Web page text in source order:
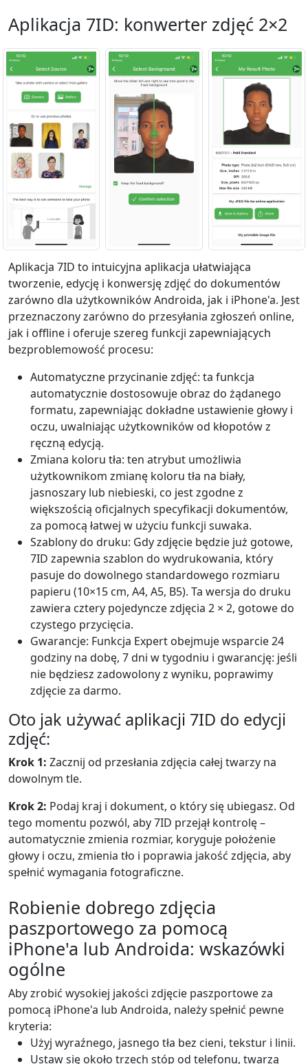
Aplikacja 7ID: konwerter zdjęć 2×2
Aplikacja 7ID to intuicyjna aplikacja ułatwiająca
tworzenie, edycję i konwersję zdjęć do dokumentów
zarówno dla użytkowników Androida, jak i iPhone'a. Jest
przeznaczony zarówno do przesyłania zgłoszeń online,
jak i offline i oferuje szereg funkcji zapewniających
bezproblemowość procesu:
Automatyczne przycinanie zdjęć: ta funkcja
automatycznie dostosowuje obraz do żądanego
formatu, zapewniając dokładne ustawienie głowy i
oczu, uwalniając użytkowników od kłopotów z
ręczną edycją.
Zmiana koloru tła: ten atrybut umożliwia
użytkownikom zmianę koloru tła na biały,
jasnoszary lub niebieski, co jest zgodne z
większością oficjalnych specyfikacji dokumentów,
za pomocą łatwej w użyciu funkcji suwaka.
Szablony do druku: Gdy zdjęcie będzie już gotowe,
7ID zapewnia szablon do wydrukowania, który
pasuje do dowolnego standardowego rozmiaru
papieru (10×15 cm, A4, A5, B5). Ta wersja do druku
zawiera cztery pojedyncze zdjęcia 2 × 2, gotowe do
czystego przycięcia.
Gwarancje: Funkcja Expert obejmuje wsparcie 24
godziny na dobę, 7 dni w tygodniu i gwarancję: jeśli
nie będziesz zadowolony z wyniku, poprawimy
zdjęcie za darmo.
Oto jak używać aplikacji 7ID do edycji
zdjęć:
Krok 1: Zacznij od przesłania zdjęcia całej twarzy na
dowolnym tle.
Krok 2: Podaj kraj i dokument, o który się ubiegasz. Od
tego momentu pozwól, aby 7ID przejął kontrolę –
automatycznie zmienia rozmiar, koryguje położenie
głowy i oczu, zmienia tło i poprawia jakość zdjęcia, aby
spełnić wymagania fotograficzne.
Robienie dobrego zdjęcia
paszportowego za pomocą
iPhone'a lub Androida: wskazówki
ogólne
Aby zrobić wysokiej jakości zdjęcie paszportowe za
pomocą iPhone'a lub Androida, należy spełnić pewne
kryteria:
Użyj wyraźnego, jasnego tła bez cieni, tekstur i linii.
Ustaw się około trzech stóp od telefonu, twarzą